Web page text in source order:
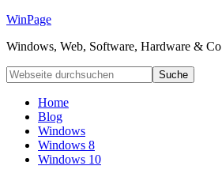
WinPage
Windows, Web, Software, Hardware & Co
Home
Blog
Windows
Windows 8
Windows 10